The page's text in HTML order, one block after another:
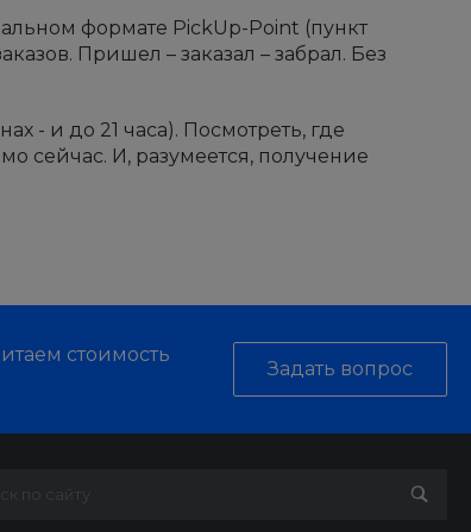
формате PickUp-Point (пункт
Пришел – заказал – забрал. Без
- и до 21 часа). Посмотреть, где
сейчас. И, разумеется, получение
стоимость
Задать вопрос